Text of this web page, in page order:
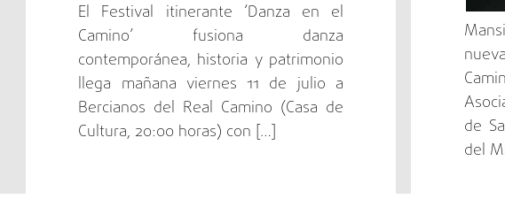
El Festival itinerante ‘Danza en el
Camino’ fusiona danza
contemporánea, historia y patrimonio
llega mañana viernes 11 de julio a
Bercianos del Real Camino (Casa de
Cultura, 20:00 horas) con […]
de
del